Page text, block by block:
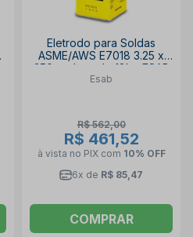
Eletrodo para Soldas
ASME/AWS E7018 3.25 x
350mm Lata de 18kg ESAB
18 ESAB
Esab
R$ 562,00
R$ 461,52
à vista no PIX com 10% OFF
6x de R$ 85,47
COMPRAR